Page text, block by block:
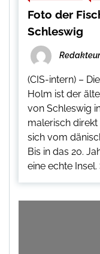
Foto der
Schleswig
Redakteur
(CIS-intern) –
Holm ist der
von Schleswig
malerisch direkt
sich vom
Bis in das 20.
eine echte